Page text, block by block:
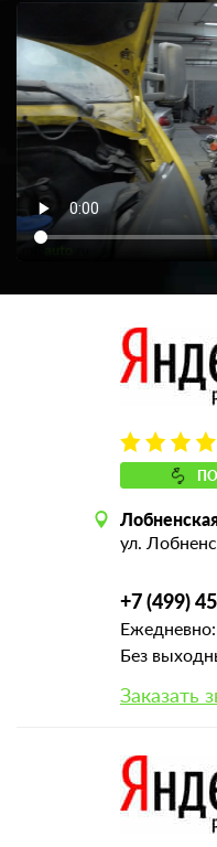
ул.
+7 (499)
Без
Заказать